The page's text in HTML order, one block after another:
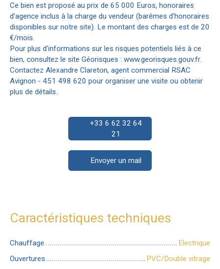
Ce bien est proposé au prix de 65 000 Euros, honoraires
d'agence inclus à la charge du vendeur (barêmes d'honoraires
disponibles sur notre site). Le montant des charges est de 20
€/mois.
Pour plus d'informations sur les risques potentiels liés à ce
bien, consultez le site Géorisques : www.georisques.gouv.fr.
Contactez Alexandre Clareton, agent commercial RSAC
Avignon - 451 498 620 pour organiser une visite ou obtenir
plus de détails..
+33 6 62 32 64
21
Envoyer un mail
Caractéristiques techniques
Chauffage
Electrique
Ouvertures
PVC/Double vitrage